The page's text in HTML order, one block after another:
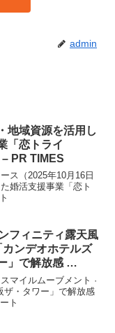
admin
地域資源を活用し
「恋トライ
PR TIMES
ス（2025年10月16日
婚活支援事業「恋ト
フィニティ露天風
ンデオホテルズ
」で解放感 …
マイルムーブメント ·
ザ・タワー」で解放感
ト